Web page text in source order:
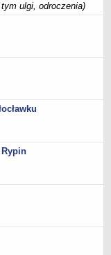
ulgi, odroczenia)
Rypin